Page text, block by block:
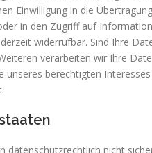
Einwilligung in die
in den Zugriff auf
widerrufbar. Sind Ihre
verarbeiten wir Ihre
berechtigten
nicht